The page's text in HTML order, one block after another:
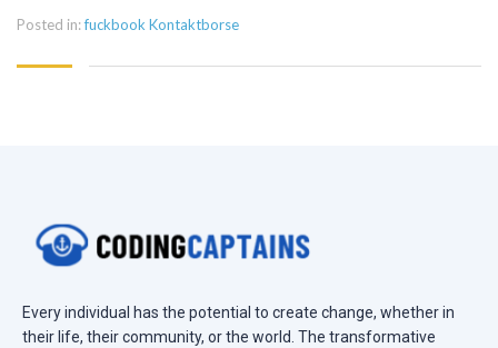
Posted in:fuckbook Kontaktborse
Every individual has the potential to create change, whether in
their life, their community, or the world. The transformative